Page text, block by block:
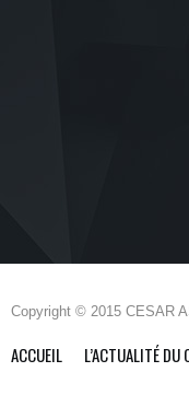
Copyright © 2015 CESAR
ACCUEIL L’ACTUALITÉ DU